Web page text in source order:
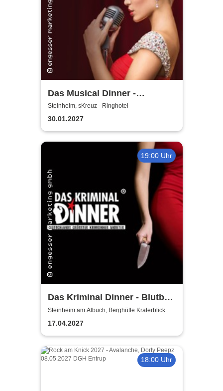
Das Musical Dinner -
Kulinarischer Genuss und
garantierte Unterhaltung
Steinheim, sKreuz - Ringhotel
30.01.2027
19:00 Uhr
Das Kriminal Dinner - Blutbad
im Gemeinderat
Steinheim am Albuch, Berghütte Kraterblick
17.04.2027
18:00 Uhr